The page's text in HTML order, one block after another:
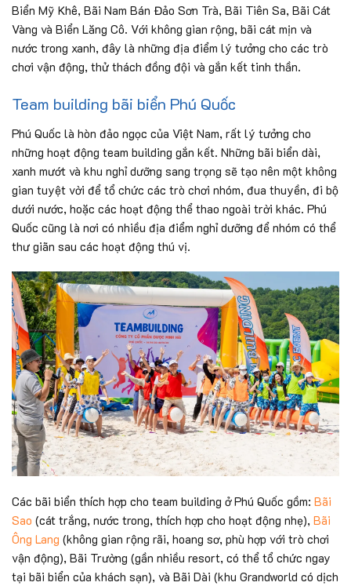
Biển Mỹ Khê, Bãi Nam Bán Đảo Sơn Trà, Bãi Tiên Sa, Bãi Cát
Vàng và Biển Lăng Cô. Với không gian rộng, bãi cát mịn và
nước trong xanh, đây là những địa điểm lý tưởng cho các trò
chơi vận động, thử thách đồng đội và gắn kết tinh thần.
Team building bãi biển Phú Quốc
Phú Quốc là hòn đảo ngọc của Việt Nam, rất lý tưởng cho
những hoạt động team building gắn kết. Những bãi biển dài,
xanh mướt và khu nghỉ dưỡng sang trọng sẽ tạo nên một không
gian tuyệt vời để tổ chức các trò chơi nhóm, đua thuyền, đi bộ
dưới nước, hoặc các hoạt động thể thao ngoài trời khác. Phú
Quốc cũng là nơi có nhiều địa điểm nghỉ dưỡng để nhóm có thể
thư giãn sau các hoạt động thú vị.
Các bãi biển thích hợp cho team building ở Phú Quốc gồm: Bãi
Sao (cát trắng, nước trong, thích hợp cho hoạt động nhẹ), Bãi
Ông Lang (không gian rộng rãi, hoang sơ, phù hợp với trò chơi
vận động), Bãi Trường (gần nhiều resort, có thể tổ chức ngay
tại bãi biển của khách sạn), và Bãi Dài (khu Grandworld có dịch